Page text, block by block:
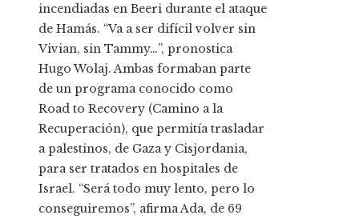
incendiadas en Beeri durante el ataque
de Hamás. “Va a ser difícil volver sin
Vivian, sin Tammy…”, pronostica
Hugo Wolaj. Ambas formaban parte
de un programa conocido como
Road to Recovery (Camino a la
Recuperación), que permitía trasladar
a palestinos, de Gaza y Cisjordania,
para ser tratados en hospitales de
Israel. “Será todo muy lento, pero lo
conseguiremos”, afirma Ada, de 69